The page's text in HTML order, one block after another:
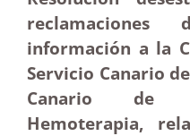
información a la
Servicio Canario
Canario de
Hemoterapia,